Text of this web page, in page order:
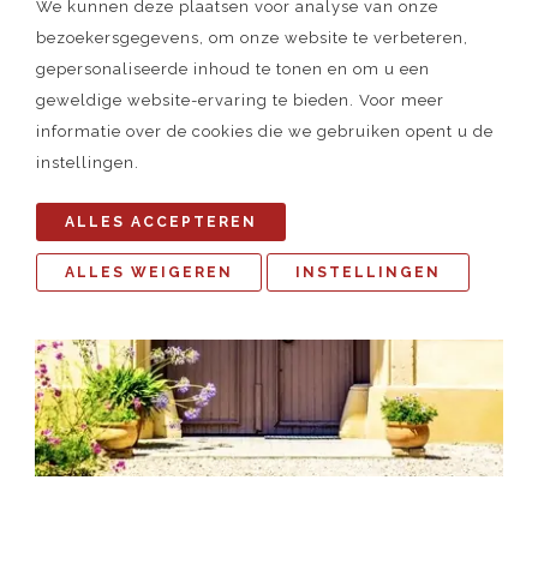
PAST TORRE NOVA BIJ JE?
We kunnen deze plaatsen voor analyse van onze
bezoekersgegevens, om onze website te verbeteren,
gepersonaliseerde inhoud te tonen en om u een
geweldige website-ervaring te bieden. Voor meer
informatie over de cookies die we gebruiken opent u de
instellingen.
ALLES ACCEPTEREN
ALLES WEIGEREN INSTELLINGEN